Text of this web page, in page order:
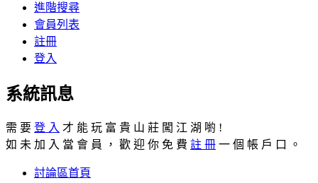
進階搜尋
會員列表
註冊
登入
系統訊息
需 要 登 入 才 能 玩 富 貴 山 莊 闖 江 湖 喲 !
如 未 加 入 當 會 員 ， 歡 迎 你 免 費 註 冊 一 個 帳 戶 口 。
討論區首頁